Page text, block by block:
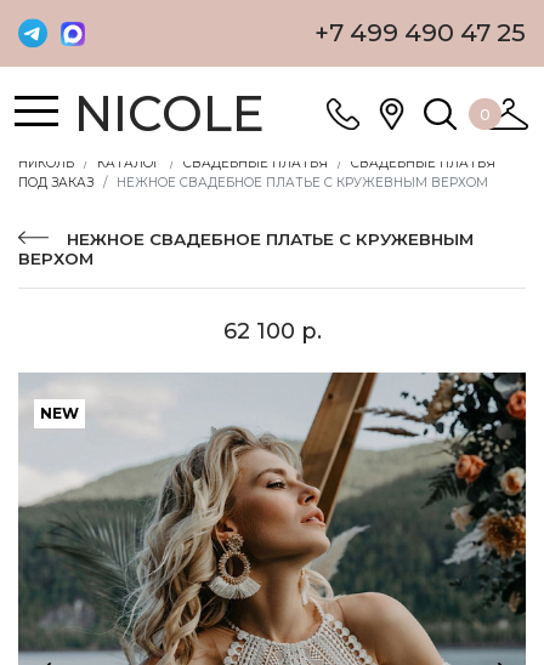
+7 499 490 47 25
NICOLE 0
НИКОЛЬ КАТАЛОГ СВАДЕБНЫЕ ПЛАТЬЯ
СВАДЕБНЫЕ ПЛАТЬЯ
ПОД ЗАКАЗ
НЕЖНОЕ СВАДЕБНОЕ ПЛАТЬЕ С КРУЖЕВНЫМ ВЕРХОМ
НЕЖНОЕ СВАДЕБНОЕ ПЛАТЬЕ С КРУЖЕВНЫМ
ВЕРХОМ
62 100 р.
NEW